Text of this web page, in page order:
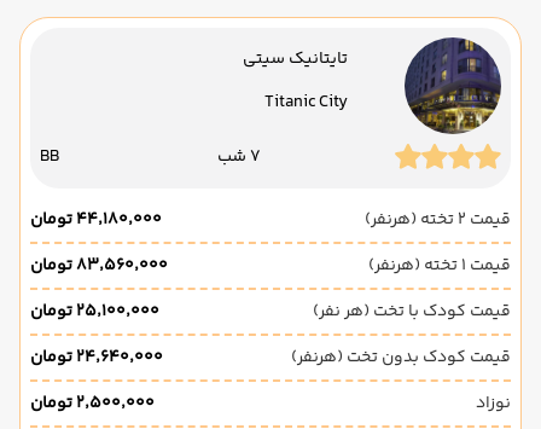
تایتانیک سیتی
Titanic City
7 شب BB
قیمت 2 تخته (هرنفر)
۴۴٬۱۸۰٬۰۰۰ تومان
قیمت 1 تخته (هرنفر)
۸۳٬۵۶۰٬۰۰۰ تومان
قیمت کودک با تخت (هر نفر)
۲۵٬۱۰۰٬۰۰۰ تومان
قیمت کودک بدون تخت (هرنفر)
۲۴٬۶۴۰٬۰۰۰ تومان
نوزاد
۲٬۵۰۰٬۰۰۰ تومان